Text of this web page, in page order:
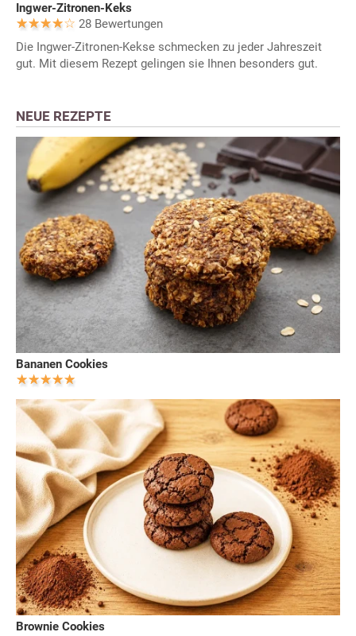
Ingwer-Zitronen-Keks
28 Bewertungen
Die Ingwer-Zitronen-Kekse schmecken zu jeder Jahreszeit
gut. Mit diesem Rezept gelingen sie Ihnen besonders gut.
NEUE REZEPTE
Bananen Cookies
Brownie Cookies